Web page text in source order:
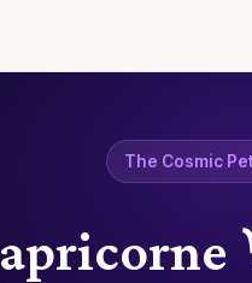
The Cosmic